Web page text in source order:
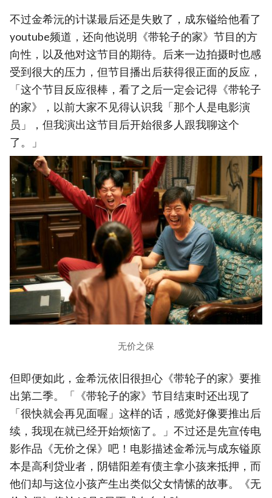
不过金希沅的计谋最后还是失败了，成东镒给他看了
youtube频道，还向他说明《带轮子的家》节目的方
向性，以及他对这节目的期待。后来一边拍摄时也感
受到很大的压力，但节目播出后获得很正面的反应，
「这个节目反应很棒，看了之后一定会记得《带轮子
的家》，以前大家不见得认识我「那个人是电影演
员」，但我演出这节目后开始很多人跟我聊这个
了。」
无价之保
但即便如此，金希沅依旧很担心《带轮子的家》要推
出第二季。「《带轮子的家》节目结束时还出现了
「很快就会再见面喔」这样的话，感觉好像要推出后
续，我现在就已经开始烦恼了。」不过还是先宣传电
影作品《无价之保》吧！电影描述金希沅与成东镒原
本是高利贷业者，阴错阳差有债主拿小孩来抵押，而
他们却与这位小孩产生出类似父女情愫的故事。《无